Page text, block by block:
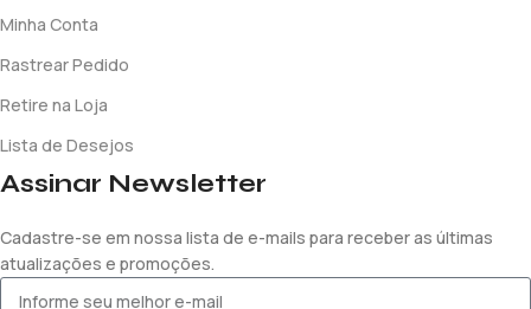
Minha Conta
Rastrear Pedido
Retire na Loja
Lista de Desejos
Assinar Newsletter
Cadastre-se em nossa lista de e-mails para receber as últimas
atualizações e promoções.